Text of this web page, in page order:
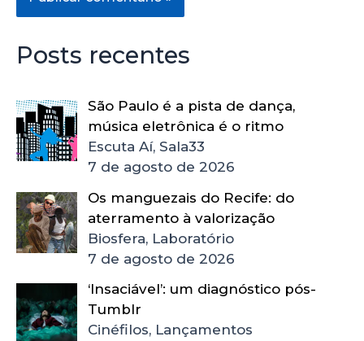
Posts recentes
São Paulo é a pista de dança,
música eletrônica é o ritmo
Escuta Aí, Sala33
7 de agosto de 2026
Os manguezais do Recife: do
aterramento à valorização
Biosfera, Laboratório
7 de agosto de 2026
‘Insaciável’: um diagnóstico pós-
Tumblr
Cinéfilos, Lançamentos